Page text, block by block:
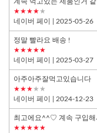
★★★★★
네이버 페이 | 2025-05-26
정말 빨라요 배송 !
★★★★★
네이버 페이 | 2025-03-27
아주아주잘먹고있습니다
★★★★★
네이버 페이 | 2024-12-23
최고에요^^♡ 계속 구입해
★★★★★